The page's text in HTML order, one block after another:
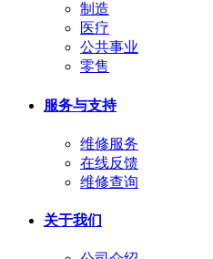
制造
医疗
公共事业
零售
服务与支持
维修服务
在线反馈
维修查询
关于我们